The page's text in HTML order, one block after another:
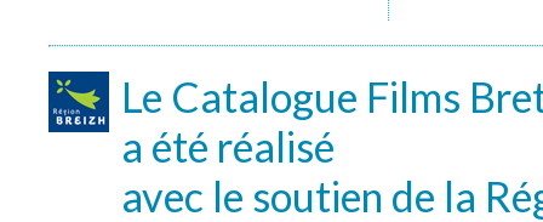
Le Catalogue Films
a été réalisé
avec le soutien de la